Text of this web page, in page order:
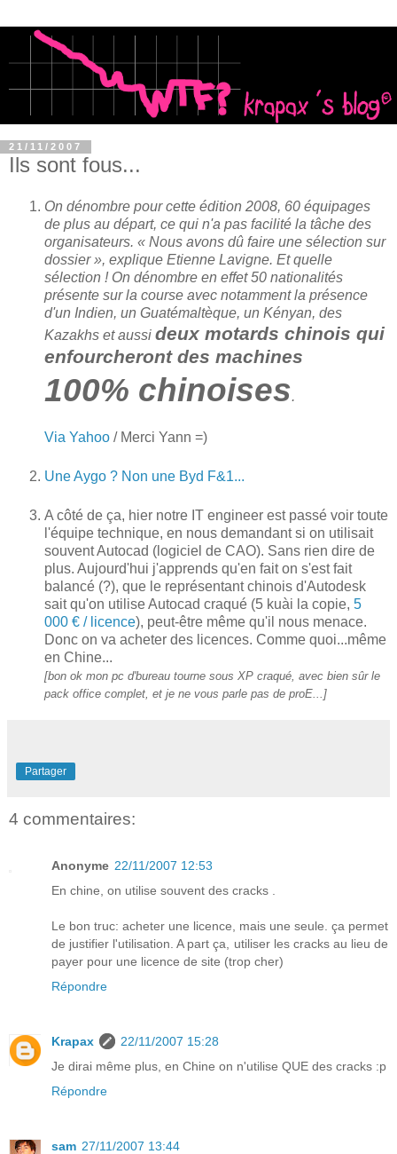
21/11/2007
Ils sont fous...
On dénombre pour cette édition 2008, 60 équipages
de plus au départ, ce qui n'a pas facilité la tâche des
organisateurs. « Nous avons dû faire une sélection sur
dossier », explique Etienne Lavigne. Et quelle
sélection ! On dénombre en effet 50 nationalités
présente sur la course avec notamment la présence
d'un Indien, un Guatémaltèque, un Kényan, des
Kazakhs et aussi deux motards chinois qui
enfourcheront des machines
100% chinoises.
Via Yahoo / Merci Yann =)
Une Aygo ? Non une Byd F&1...
A côté de ça, hier notre IT engineer est passé voir toute
l'équipe technique, en nous demandant si on utilisait
souvent Autocad (logiciel de CAO). Sans rien dire de
plus. Aujourd'hui j'apprends qu'en fait on s'est fait
balancé (?), que le représentant chinois d'Autodesk
sait qu'on utilise Autocad craqué (5 kuài la copie, 5
000 € / licence), peut-être même qu'il nous menace.
Donc on va acheter des licences. Comme quoi...même
en Chine...
[bon ok mon pc d'bureau tourne sous XP craqué, avec bien sûr le
pack office complet, et je ne vous parle pas de proE...]
Partager
4 commentaires:
Anonyme 22/11/2007 12:53
En chine, on utilise souvent des cracks .
Le bon truc: acheter une licence, mais une seule. ça permet
de justifier l'utilisation. A part ça, utiliser les cracks au lieu de
payer pour une licence de site (trop cher)
Répondre
Krapax
22/11/2007 15:28
Je dirai même plus, en Chine on n'utilise QUE des cracks :p
Répondre
sam 27/11/2007 13:44